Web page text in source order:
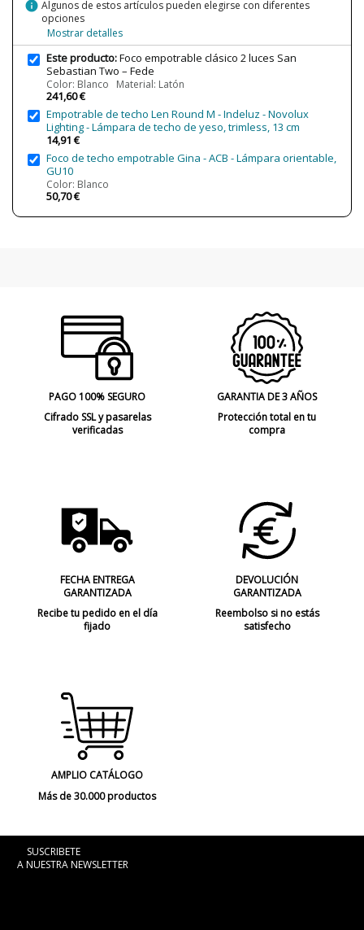
Certificados
Uso
Interior
Año Lanzamiento
Etiqueta Energética
info Algunos de estos artículos pueden elegirse con diferentes
opciones
Mostrar detalles
Este producto:Foco empotrable clásico 2 luces San
Sebastian Two – Fede
Color: Blanco Material: Latón
241,60 €
Empotrable de techo Len Round M - Indeluz - Novolux
Lighting - Lámpara de techo de yeso, trimless, 13 cm
14,91 €
Foco de techo empotrable Gina - ACB - Lámpara orientable,
GU10
Color: Blanco
50,70 €
PAGO 100% SEGURO
Cifrado SSL y pasarelas
verificadas
GARANTIA DE 3 AÑOS
Protección total en tu
compra
FECHA ENTREGA
GARANTIZADA
Recibe tu pedido en el día
fijado
DEVOLUCIÓN
GARANTIZADA
Reembolso si no estás
satisfecho
AMPLIO CATÁLOGO
Más de 30.000 productos
SUSCRIBETE
A NUESTRA NEWSLETTER